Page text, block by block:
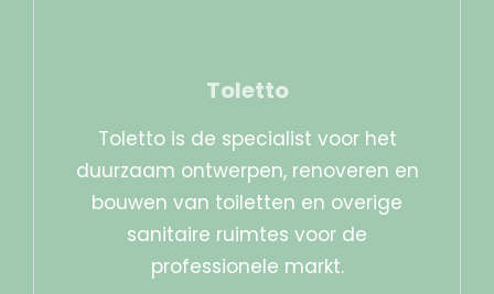
Toletto
Toletto is de specialist voor het
duurzaam ontwerpen, renoveren en
bouwen van toiletten en overige
sanitaire ruimtes voor de
professionele markt.